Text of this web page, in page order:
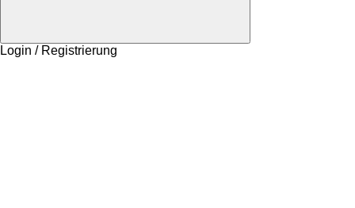
Login / Registrierung